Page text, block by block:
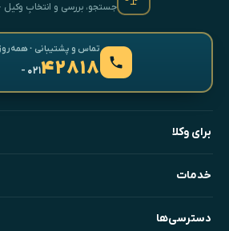
جستجو، بررسی و انتخابِ وکیل ·
تماس و پشتیبانی · همه‌روزه ۸ تا
۴۲۸۱۸- ۰۲۱
برای وکلا
خدمات
دسترسی‌ها